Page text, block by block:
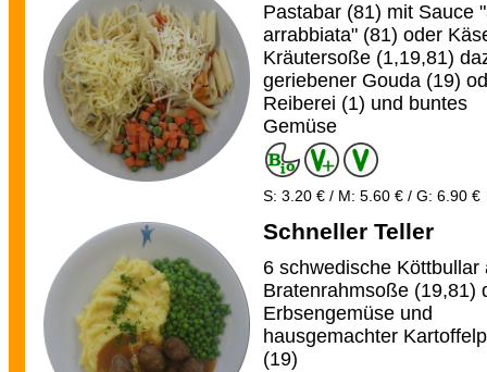
Pastabar (81) mit Sauce
arrabbiata" (81) oder
Kräutersoße (1,19,81)
geriebener Gouda (19)
Reiberei (1) und buntes
Gemüse
S: 3.20 € / M: 5.60 € / G: 6.90 €
Schneller Teller
6 schwedische Köttbullar
Bratenrahmsoße (19,81)
Erbsengemüse und
hausgemachter
(19)